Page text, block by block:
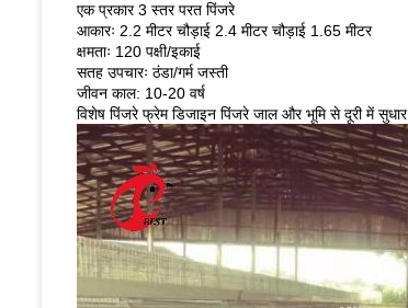
एक प्रकार 3 स्तर परत पिंजरे
आकारः 2.2 मीटर चौड़ाई 2.4 मीटर चौड़ाई 1.65 मीटर
क्षमताः 120 पक्षी/इकाई
सतह उपचारः ठंडा/गर्म जस्ती
जीवन काल: 10-20 वर्ष
विशेष पिंजरे फ्रेम डिजाइन पिंजरे जाल और भूमि से दूरी में सुधार